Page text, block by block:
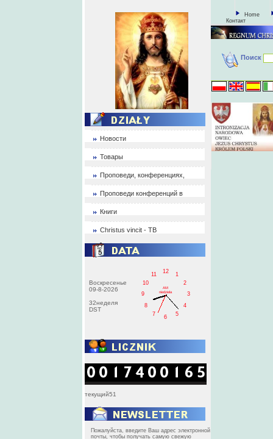
Новости
Товары
Проповеди, конференциях,
Проповеди конференций в
Книги
Christus vincit - ТВ
Воскресенье
09-8-2026
32неделя
DST
1
2
3
4
5
6
7
8
9
10
11
12
AM
niedziela
текущий51
Пожалуйста, введите Ваш адрес электронной
почты, чтобы получать самую свежую
Home
Контакт
Поиск